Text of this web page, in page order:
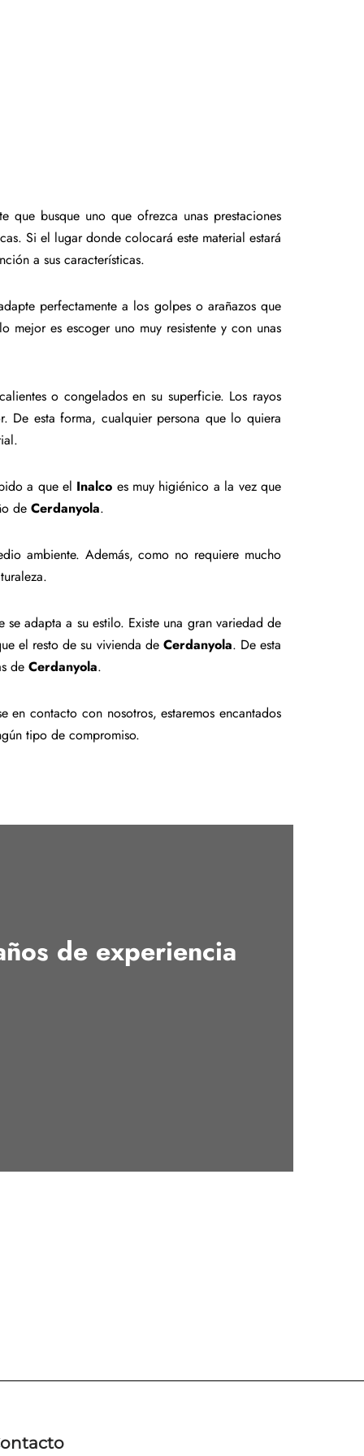
que busque uno que ofrezca unas prestaciones
Si el lugar donde colocará este material estará
a sus características.
perfectamente a los golpes o arañazos que
es escoger uno muy resistente y con unas
o congelados en su superficie. Los rayos
esta forma, cualquier persona que lo quiera
a que el Inalco es muy higiénico a la vez que
de Cerdanyola.
ambiente. Además, como no requiere mucho
se adapta a su estilo. Existe una gran variedad de
el resto de su vivienda de Cerdanyola. De esta
de Cerdanyola.
en contacto con nosotros, estaremos encantados
tipo de compromiso.
de experiencia